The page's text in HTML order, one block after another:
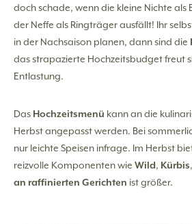
doch schade, wenn die kleine Nichte
der Neffe als Ringträger ausfällt! Ihr
in der Nachsaison planen, dann sind die
das strapazierte Hochzeitsbudget freut
Entlastung.
Das Hochzeitsmenü kann an die
Herbst angepasst werden. Bei
nur leichte Speisen infrage. Im Herbst
reizvolle Komponenten wie Wild, Kürbis,
an raffinierten Gerichten ist größer.